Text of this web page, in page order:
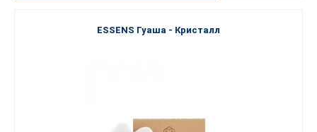
ESSENS Гуаша - Кристалл